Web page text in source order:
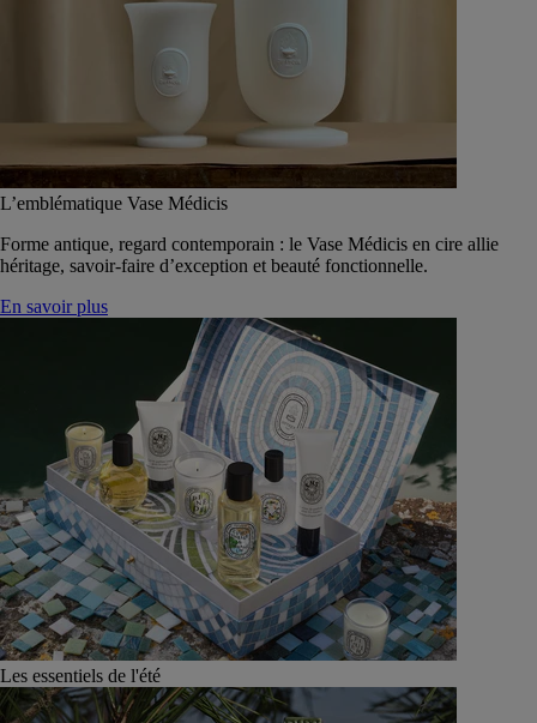
L’emblématique Vase Médicis
Forme antique, regard contemporain : le Vase Médicis en cire allie
héritage, savoir-faire d’exception et beauté fonctionnelle.
En savoir plus
Les essentiels de l'été